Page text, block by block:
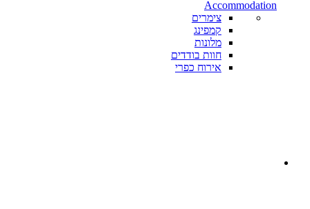
Accommodation
צימרים
קמפינג
מלונות
חוות בודדים
אירוח כפרי